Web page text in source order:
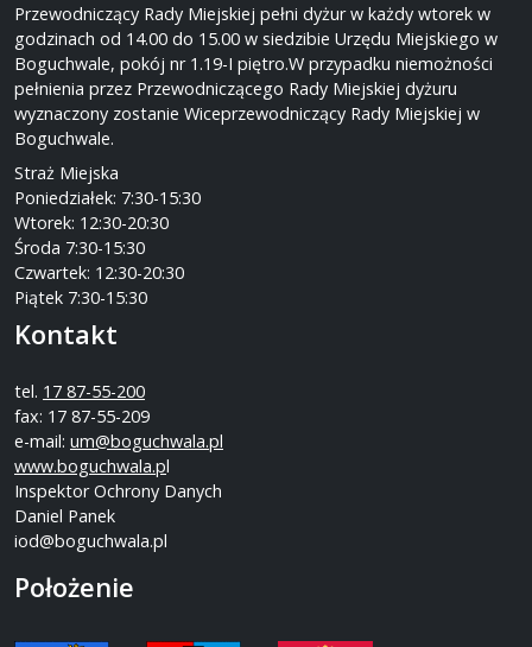
Przewodniczący Rady Miejskiej pełni dyżur w każdy wtorek w
godzinach od 14.00 do 15.00 w siedzibie Urzędu Miejskiego w
Boguchwale, pokój nr 1.19-I piętro.W przypadku niemożności
pełnienia przez Przewodniczącego Rady Miejskiej dyżuru
wyznaczony zostanie Wiceprzewodniczący Rady Miejskiej w
Boguchwale.
Straż Miejska
Poniedziałek: 7:30-15:30
Wtorek: 12:30-20:30
Środa 7:30-15:30
Czwartek: 12:30-20:30
Piątek 7:30-15:30
Kontakt
tel. 17 87-55-200
fax: 17 87-55-209
e-mail: um@boguchwala.pl
www.boguchwala.pl
Inspektor Ochrony Danych
Daniel Panek
iod@boguchwala.pl
Położenie